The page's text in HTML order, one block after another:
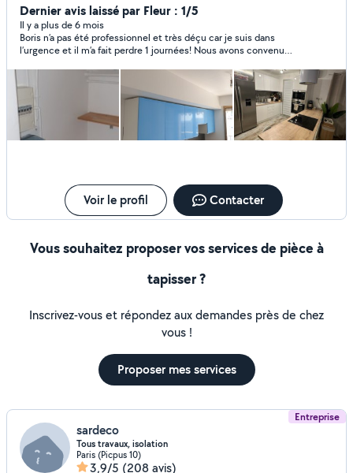
peintures, jardinage, nettoyage, debarras, etc.. Au plaisir
de pouvoir vous aider et de faire votre connaissance.
Dernier avis laissé par Fleur : 1/5
Il y a plus de 6 mois
Boris n’a pas été professionnel et très déçu car je suis dans
l’urgence et il m’a fait perdre 1 journées! Nous avons convenu
devis pour re faire la peinture il ne c’est jamais présenté au lieu
du rendez-vous et n’as pas pris la peine n’on plus d’appeler pour
prévenir de sont absence ! Nous l’avions appelé plusieurs fois
et rien ! Pas correct ! 1 étoiles pour l’évaluation sinon je ne
mettrai zéros !
Voir le profil Contacter
Vous souhaitez proposer vos services de pièce à
tapisser ?
Inscrivez-vous et répondez aux demandes près de chez
vous !
Proposer mes services
Entreprise
sardeco
Tous travaux, isolation
Paris (Picpus 10)
3,9/5 (208 avis)